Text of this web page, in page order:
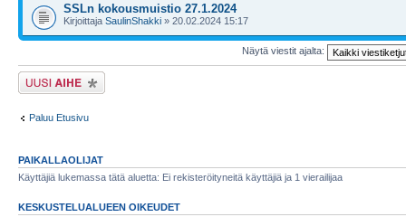
SSLn kokousmuistio 27.1.2024
Kirjoittaja SaulinShakki » 20.02.2024 15:17
Näytä viestit ajalta:
Lähetä uusi viesti
Paluu Etusivu
PAIKALLAOLIJAT
Käyttäjiä lukemassa tätä aluetta: Ei rekisteröityneitä käyttäjiä ja 1 vierailijaa
KESKUSTELUALUEEN OIKEUDET